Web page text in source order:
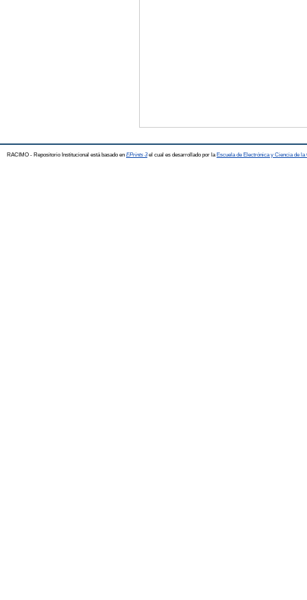
RACIMO - Repositorio Institucional está basado en EPrints 3el cual es desarrollado por la Escuela de Electrónica y Ciencia de la